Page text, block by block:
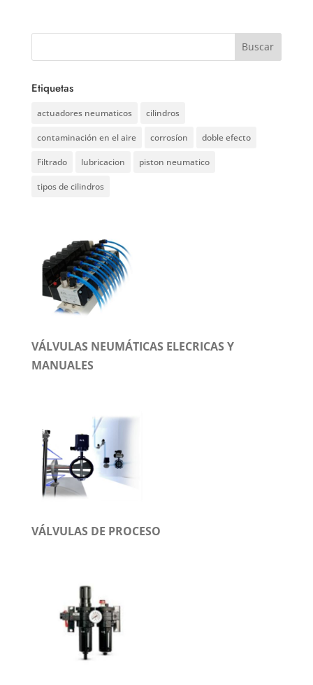
Etiquetas
actuadores neumaticos cilindros
contaminación en el aire corrosíon doble efecto
Filtrado lubricacion piston neumatico
tipos de cilindros
VÁLVULAS NEUMÁTICAS ELECRICAS Y
MANUALES
VÁLVULAS DE PROCESO